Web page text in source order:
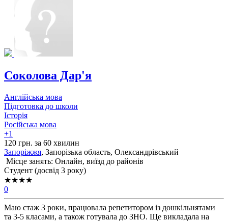
Соколова Дар'я
Англійська мова
Підготовка до школи
Історія
Російська мова
+1
120 грн. за 60 хвилин
Запоріжжя, Запорізька область, Олександрівський
Місце занять: Онлайн, виїзд до районів
Cтудент (досвід 3 року)
★★★★
0
Маю стаж 3 роки, працювала репетитором із дошкільнятами
та 3-5 класами, а також готувала до ЗНО. Ще викладала на